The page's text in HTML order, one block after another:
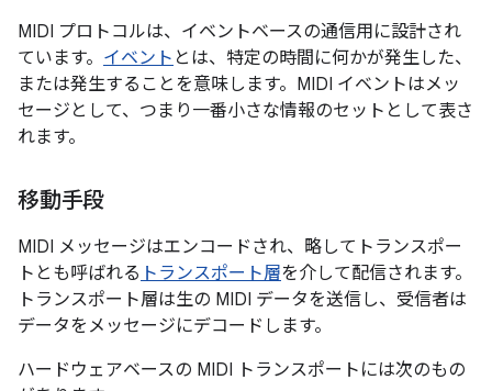
MIDI プロトコルは、イベントベースの通信用に設計され
ています。 イベント とは、特定の時間に何かが発生した、
または発生することを意味します。MIDI イベントはメッ
セージとして、つまり一番小さな情報のセットとして表さ
れます。
移動手段
MIDI メッセージはエンコードされ、略してトランスポー
トとも呼ばれる トランスポート層を介して配信されます。
トランスポート層は生の MIDI データを送信し、受信者は
データをメッセージにデコードします。
ハードウェアベースの MIDI トランスポートには次のもの